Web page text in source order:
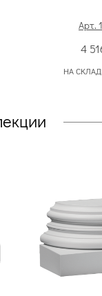
Арт.
4
НА